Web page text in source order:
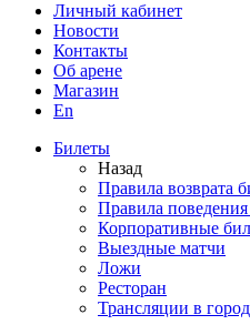
Личный кабинет
Новости
Контакты
Об арене
Магазин
En
Билеты
Назад
Правила возврата
Правила поведения
Корпоративные
Выездные матчи
Ложи
Ресторан
Трансляции в